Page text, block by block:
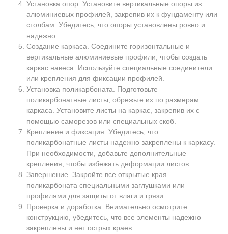
Установка опор. Установите вертикальные опоры из
алюминиевых профилей, закрепив их к фундаменту или
столбам. Убедитесь, что опоры установлены ровно и
надежно.
Создание каркаса. Соедините горизонтальные и
вертикальные алюминиевые профили, чтобы создать
каркас навеса. Используйте специальные соединители
или крепления для фиксации профилей.
Установка поликарбоната. Подготовьте
поликарбонатные листы, обрежьте их по размерам
каркаса. Установите листы на каркас, закрепив их с
помощью саморезов или специальных скоб.
Крепление и фиксация. Убедитесь, что
поликарбонатные листы надежно закреплены к каркасу.
При необходимости, добавьте дополнительные
крепления, чтобы избежать деформации листов.
Завершение. Закройте все открытые края
поликарбоната специальными заглушками или
профилями для защиты от влаги и грязи.
Проверка и доработка. Внимательно осмотрите
конструкцию, убедитесь, что все элементы надежно
закреплены и нет острых краев.